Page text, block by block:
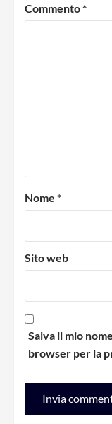
Commento*
Nome *
Sito web
Salva il mio
browser per la